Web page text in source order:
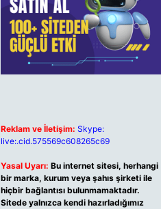
Reklam ve İletişim: Skype:
live:.cid.575569c608265c69
Yasal Uyarı: Bu internet sitesi, herhangi
bir marka, kurum veya şahıs şirketi ile
hiçbir bağlantısı bulunmamaktadır.
Sitede yalnızca kendi hazırladığımız